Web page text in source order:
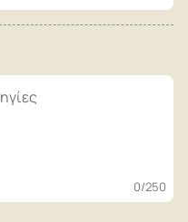
0/250